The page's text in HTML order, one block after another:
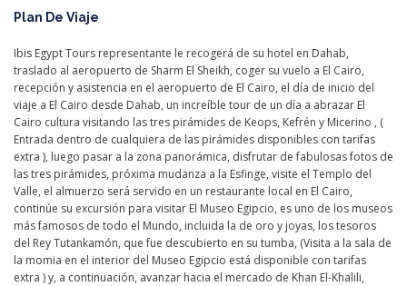
Plan De Viaje
Ibis Egypt Tours representante le recogerá de su hotel en Dahab,
traslado al aeropuerto de Sharm El Sheikh, coger su vuelo a El Cairo,
recepción y asistencia en el aeropuerto de El Cairo, el día de inicio del
viaje a El Cairo desde Dahab, un increíble tour de un día a abrazar El
Cairo cultura visitando las tres pirámides de Keops, Kefrén y Micerino , (
Entrada dentro de cualquiera de las pirámides disponibles con tarifas
extra ), luego pasar a la zona panorámica, disfrutar de fabulosas fotos de
las tres pirámides, próxima mudanza a la Esfinge, visite el Templo del
Valle, el almuerzo será servido en un restaurante local en El Cairo,
continúe su excursión para visitar El Museo Egipcio, es uno de los museos
más famosos de todo el Mundo, incluida la de oro y joyas, los tesoros
del Rey Tutankamón, que fue descubierto en su tumba, (Visita a la sala de
la momia en el interior del Museo Egipcio está disponible con tarifas
extra ) y, a continuación, avanzar hacia el mercado de Khan El-Khalili,